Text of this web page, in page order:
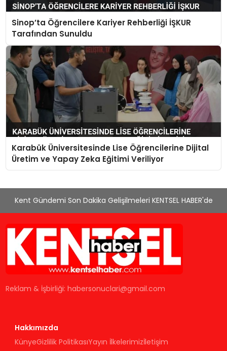
Sinop’ta Öğrencilere Kariyer Rehberliği İŞKUR
Tarafından Sunuldu
Karabük Üniversitesinde Lise Öğrencilerine Dijital
Üretim ve Yapay Zeka Eğitimi Veriliyor
Kent Gündemi Son Dakika Gelişilmeleri KENTSEL HABER'de
Reklam & İşbirliği:habersonuclari@gmail.com
Hakkımızda
KünyeGizlilik PolitikasıYayın İlkelerimizİletişim